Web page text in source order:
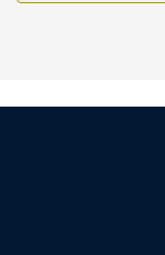
その他の施設